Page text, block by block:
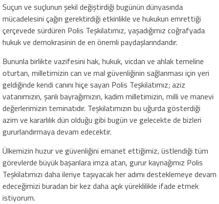
Suçun ve suçlunun şekil değiştirdiği bugünün dünyasında
mücadelesini çağın gerektirdiği etkinlikle ve hukukun emrettiği
çerçevede sürdüren Polis Teşkilatımız, yaşadığımız coğrafyada
hukuk ve demokrasinin de en önemli paydaşlarındandır.
Bununla birlikte vazifesini hak, hukuk, vicdan ve ahlak temeline
oturtan, milletimizin can ve mal güvenliğinin sağlanması için yeri
geldiğinde kendi canını hiçe sayan Polis Teşkilatımız; aziz
vatanımızın, şanlı bayrağımızın, kadim milletimizin, milli ve manevi
değerlerimizin teminatıdır. Teşkilatımızın bu uğurda gösterdiği
azim ve kararlılık dün olduğu gibi bugün ve gelecekte de bizleri
gururlandırmaya devam edecektir.
Ülkemizin huzur ve güvenliğini emanet ettiğimiz, üstlendiği tüm
görevlerde büyük başarılara imza atan, gurur kaynağımız Polis
Teşkilatımızı daha ileriye taşıyacak her adımı desteklemeye devam
edeceğimizi buradan bir kez daha açık yüreklilikle ifade etmek
istiyorum.